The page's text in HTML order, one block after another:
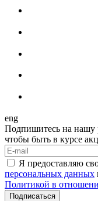
eng
Подпишитесь на нашу
чтобы быть в курсе
Я предоставляю
персональных данных
Политикой в
Подписаться